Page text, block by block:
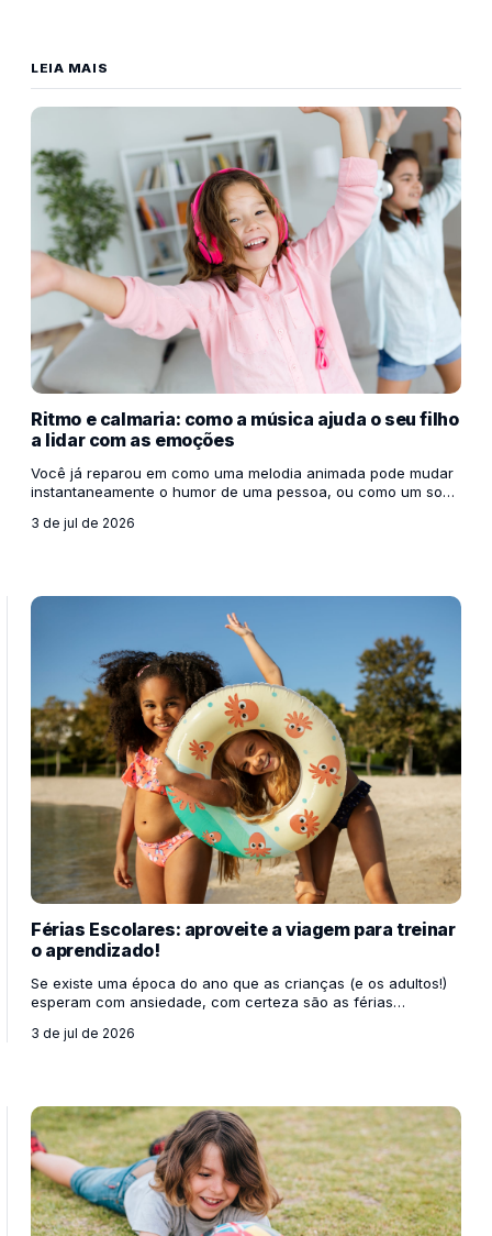
LEIA MAIS
Ritmo e calmaria: como a música ajuda o seu filho
a lidar com as emoções
Você já reparou em como uma melodia animada pode mudar
instantaneamente o humor de uma pessoa, ou como um som
Se isso acontece conosco, adultos, com as crianças o
dos maiores desafios dessa fase. É aí que a música entra em
cena, funcionando como uma ferramenta podero
3 de jul de 2026
Férias Escolares: aproveite a viagem para treinar
o aprendizado!
Se existe uma época do ano que as crianças (e os adultos!)
esperam com ansiedade, com certeza são as férias
esquecer o despertador por uns dias, se divertir e, acima de
oportunidade ideal para mostrar aos nossos filhos que o
aprendizado não acontece apenas olhando para a lous
3 de jul de 2026